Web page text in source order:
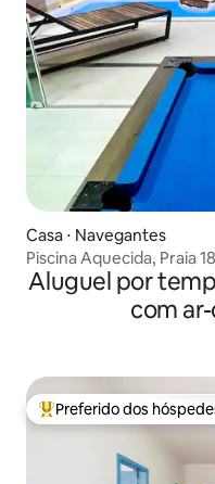
Casa ⋅ Navegantes
Piscina Aquecida, Praia
Aluguel por
com
Entre os melhores
Preferido dos